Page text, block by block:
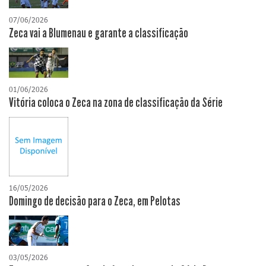
07/06/2026
Zeca vai a Blumenau e garante a classificação
01/06/2026
Vitória coloca o Zeca na zona de classificação da Série
16/05/2026
Domingo de decisão para o Zeca, em Pelotas
03/05/2026